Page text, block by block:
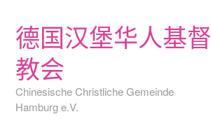
德国汉堡华人基督
教会
Chinesische Christliche Gemeinde
Hamburg e.V.
讲道录音
网络资源
吕贝克查经班